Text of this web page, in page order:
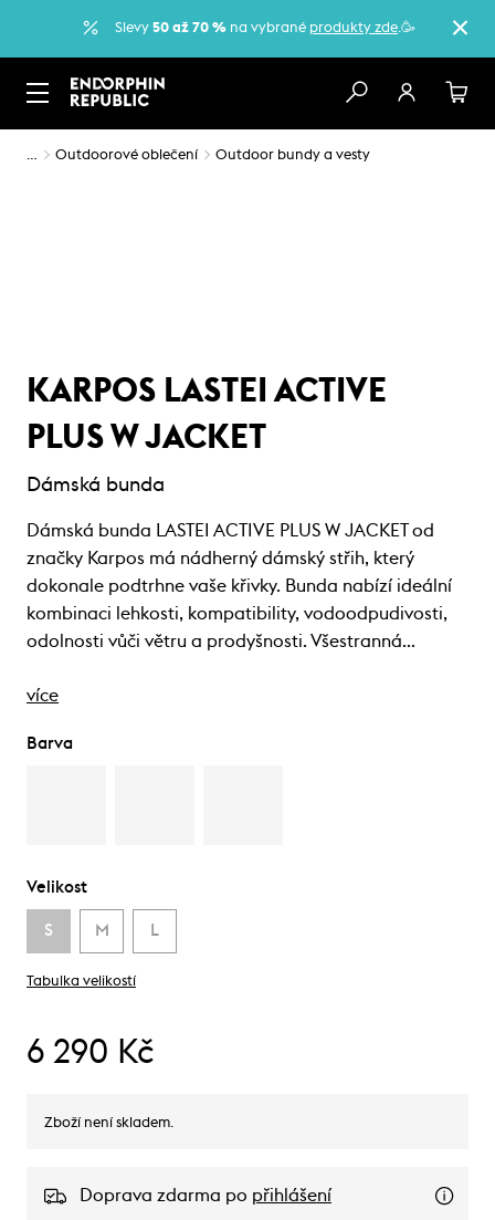
Slevy 50 až 70 % na vybrané produkty zde.🥳
… Outdoorové oblečení Outdoor bundy a vesty
KARPOS LASTEI ACTIVE
PLUS W JACKET
Dámská bunda
Dámská bunda LASTEI ACTIVE PLUS W JACKET od
značky Karpos má nádherný dámský střih, který
dokonale podtrhne vaše křivky. Bunda nabízí ideální
kombinaci lehkosti, kompatibility, vodoodpudivosti,
odolnosti vůči větru a prodyšnosti. Všestranná…
více
Barva
Velikost
S M L
Tabulka velikostí
6 290 Kč
Zboží není skladem.
Doprava zdarma po přihlášení